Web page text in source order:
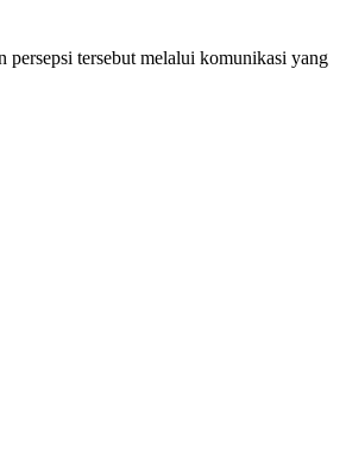
persepsi tersebut melalui komunikasi yang